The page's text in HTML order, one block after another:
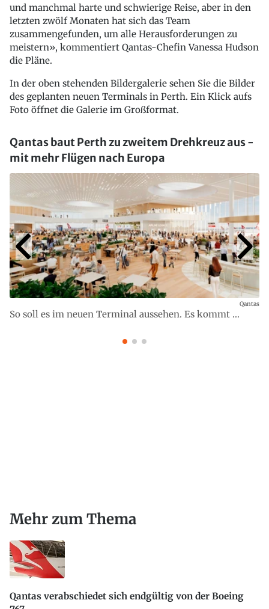
und manchmal harte und schwierige Reise, aber in den
letzten zwölf Monaten hat sich das Team
zusammengefunden, um alle Herausforderungen zu
meistern», kommentiert Qantas-Chefin Vanessa Hudson
die Pläne.
In der oben stehenden Bildergalerie sehen Sie die Bilder
des geplanten neuen Terminals in Perth. Ein Klick aufs
Foto öffnet die Galerie im Großformat.
Qantas baut Perth zu zweitem Drehkreuz aus -
mit mehr Flügen nach Europa
So soll es im neuen Terminal aussehen. Es kommt ...
Qantas
Mehr zum Thema
Qantas verabschiedet sich endgültig von der Boeing